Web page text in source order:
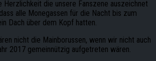
Herzlichkeit die unsere Fanszene auszeichnet
alle Monegassen für die Nacht bis zum
Dach über dem Kopf hatten.
nicht die Mainborussen, wenn wir nicht auch
2017 gemeinnützig aufgetreten wären.